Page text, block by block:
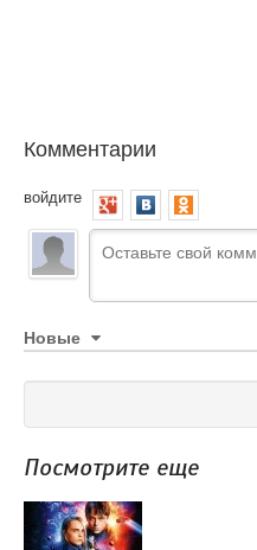
Комментарии
войдите
Новые
Посмотрите еще